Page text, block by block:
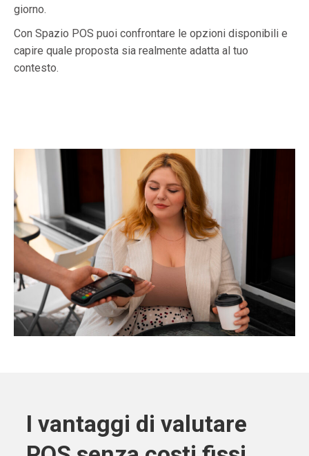
giorno.
Con Spazio POS puoi confrontare le opzioni disponibili e
capire quale proposta sia realmente adatta al tuo
contesto.
I vantaggi di valutare